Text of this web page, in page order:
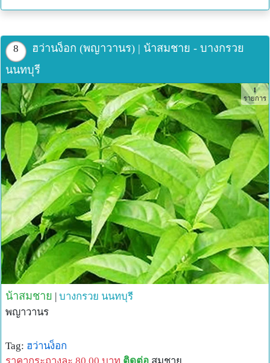
นง็อกจะเริ่มมีกิ่งสีดำและโทรมได้ หากดูและสม่ำเสมอจะ
สามารถสูงได้เท่าๆ กับกำแพงบ้าน... ถ้าอยู่ในที่ร่มรำไรทรงพุ่ม
จะแน่น ใบใหญ่ หากถ้าหากเราหมั่นเด็ดตัดยอดทานบ่อยๆ จะ
เป็นการกระตุ้นให้แตกตาข้างอย่างรวดเร็ว รับรองพุ่มสวยแน่ๆ
ยิ่งถ้ารดน้ำด้วยปุ๋ยน้ำหมักชีวภาพ (EM) 15 วันครั้งแล้วล่ะก็ ใบ
จะโต/เขียว หนาน่ารับประทานเลยเชียว เป็นสมุนไพรคู่บ้าน
อายุยืนที่คุ้มค่ามาก สามารถเก็บเกี่ยวผลผลิตได้ทั้งปี (มี
เอกสารข้อมูลการปลูกและใช้ประโยชน์แนบไปให้ด้วย)
**ตอนนี้มีใบสดขายแล้วนะคะ กก.ละ 200 บาท*
โทร: 08-5011-9534
Line ID: TONLUCK_KK
email:text_txet@live.com
8
ฮว่านง็อก (พญาวานร) | น้าสมชาย - บางกรวย
นนทบุรี
1
รายการ
น้าสมชาย | บางกรวย นนทบุรี
พญาวานร
Tag: ฮว่านง็อก